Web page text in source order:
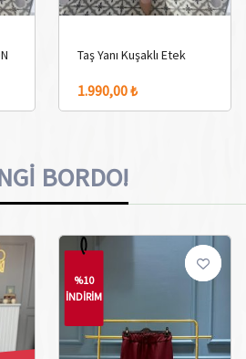
Taş Yanı Kuşaklı Etek
1.990,00 ₺
BORDO!
%10
İNDİRİM